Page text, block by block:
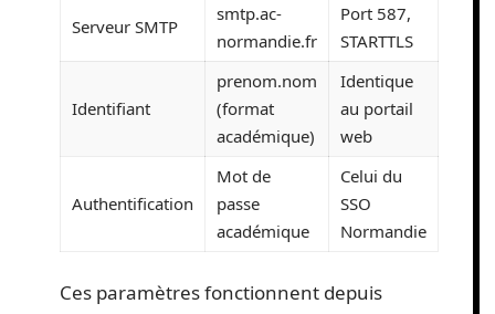
Serveur SMTP
smtp.ac-
normandie.fr
Port 587,
STARTTLS
Identifiant
prenom.nom
(format
académique)
Identique
au portail
web
Authentification
Mot de
passe
académique
Celui du
SSO
Normandie
Ces paramètres fonctionnent depuis